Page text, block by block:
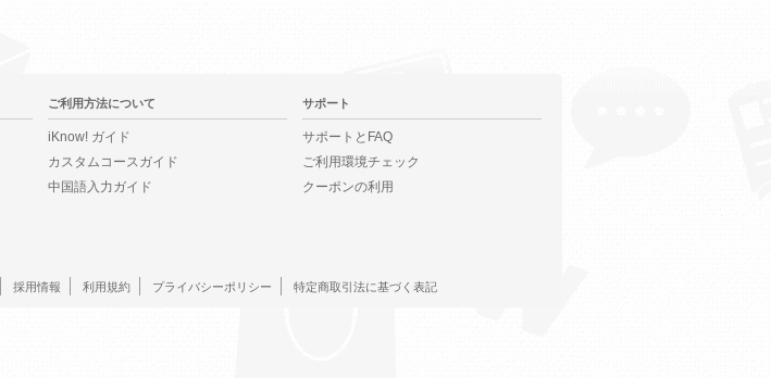
ご利用方法について
iKnow! ガイド
カスタムコースガイド
中国語入力ガイド
サポート
サポートとFAQ
ご利用環境チェック
クーポンの利用
採用情報 利用規約 プライバシーポリシー 特定商取引法に基づく表記